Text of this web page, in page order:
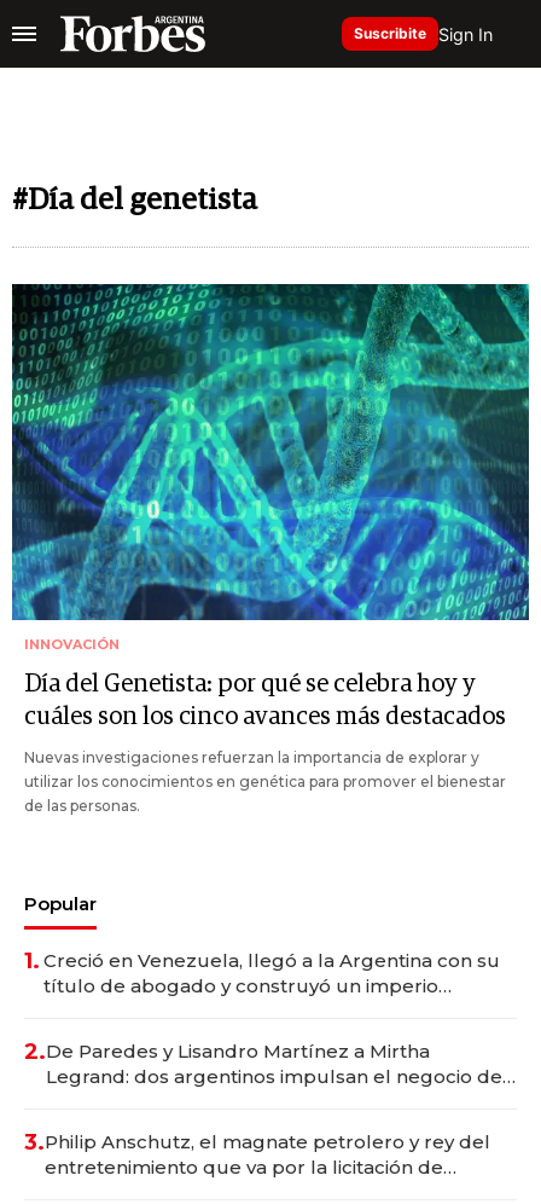
Suscribite Sign In
#Día del genetista
INNOVACIÓN
Día del Genetista: por qué se celebra hoy y
cuáles son los cinco avances más destacados
Nuevas investigaciones refuerzan la importancia de explorar y
utilizar los conocimientos en genética para promover el bienestar
de las personas.
Popular
1. Creció en Venezuela, llegó a la Argentina con su
título de abogado y construyó un imperio
2.De Paredes y Lisandro Martínez a Mirtha
Legrand: dos argentinos impulsan el negocio del
3.Philip Anschutz, el magnate petrolero y rey del
entretenimiento que va por la licitación de